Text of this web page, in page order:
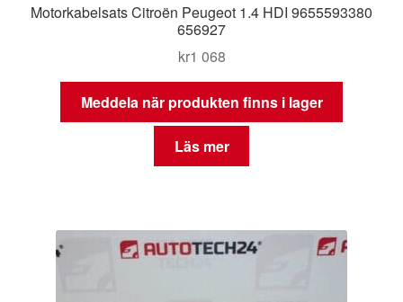
Motorkabelsats Citroën Peugeot 1.4 HDI 9655593380
656927
kr1 068
Meddela när produkten finns i lager
Läs mer